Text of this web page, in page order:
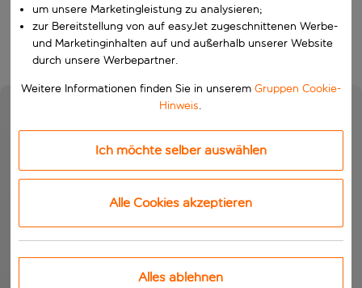
Suchen
um unsere Marketingleistung zu analysieren;
zur Bereitstellung von auf easyJet zugeschnittenen Werbe-
und Marketinginhalten auf und außerhalb unserer Website
durch unsere Werbepartner.
Weitere Informationen finden Sie in unserem Gruppen Cookie-
Hinweis.
Ich möchte selber auswählen
Alle Cookies akzeptieren
Alles ablehnen